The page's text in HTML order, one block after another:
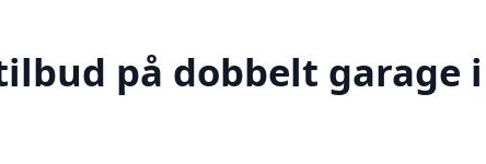
på dobbelt garage i